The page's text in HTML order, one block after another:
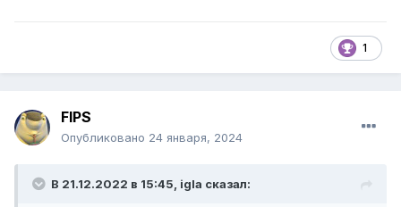
1
FIPS
Опубликовано 24 января, 2024
В 21.12.2022 в 15:45, igla сказал: